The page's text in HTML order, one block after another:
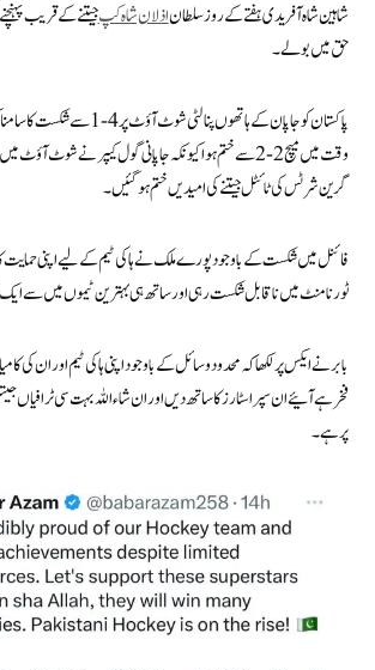
شاہین شاہ آفریدی ہفتے کے روز سلطاناذلان شاہ کپجیتنے کے قریب
حق میں بولے۔
پاکستان کو جاپان کے ہاتھوں پنالٹی
وقت میں میچ 2-2 سے ختم ہوا کیونکہ جاپانی گول کیپر نے شوٹ
گرین شرٹس کی ٹائٹل جیتنے کی امیدیں ختم ہو گئیں۔
فائنل میں شکست کے باوجود پورے ملک نے ہاکی ٹیم کے لیے اپنی حمایت
ٹورنامنٹ میں ناقابل شکست رہی اور ساتھ ہی بہترین ٹیموں میں سے
بابر نےایکس پر لکھا کہ محدود وسائل کے باوجود اپنی ہاکی ٹیم اور ان کی
فخر ہے آئیے ان سپر اسٹارز کا ساتھ دیں اور ان شاء اللہ بہت سی ٹرافیاں
پر ہے۔